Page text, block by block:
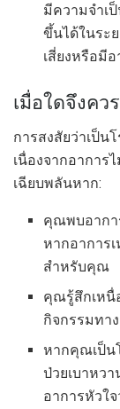
มีความจำเ
ขึ้นได้ในระ
เสี่ยงหรือมี
เมื่อใดจึงคว
การสงสัยว่าเป็น
เนื่องจากอาการ
เฉียบพลันหาก:
คุณพบอากา
หากอาการ
สำหรับคุณ
คุณรู้สึกเหนื่
กิจกรรมทา
หากคุณเป็น
ป่วยเบาหว
อาการหัวใ